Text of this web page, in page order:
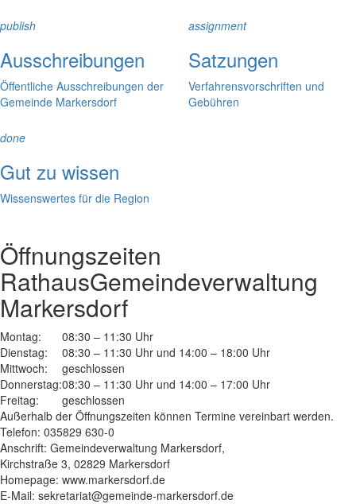
publish
Ausschreibungen
Öffentliche Ausschreibungen der
Gemeinde Markersdorf
assignment
Satzungen
Verfahrensvorschriften und
Gebühren
done
Gut zu wissen
Wissenswertes für die Region
Öffnungszeiten
RathausGemeindeverwaltung
Markersdorf
Montag:
08:30 – 11:30 Uhr
Dienstag:
08:30 – 11:30 Uhr und 14:00 – 18:00 Uhr
Mittwoch:
geschlossen
Donnerstag:08:30 – 11:30 Uhr und 14:00 – 17:00 Uhr
Freitag:
geschlossen
Außerhalb der Öffnungszeiten können Termine vereinbart werden.
Telefon: 035829 630-0
Anschrift: Gemeindeverwaltung Markersdorf,
Kirchstraße 3, 02829 Markersdorf
Homepage: www.markersdorf.de
E-Mail: sekretariat@gemeinde-markersdorf.de